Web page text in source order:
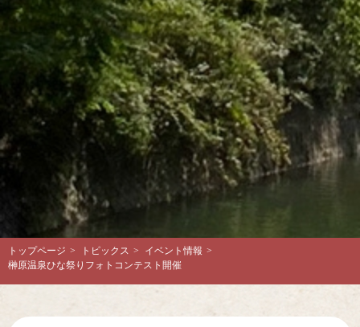
トップページ > トピックス > イベント情報 >
榊原温泉ひな祭りフォトコンテスト開催